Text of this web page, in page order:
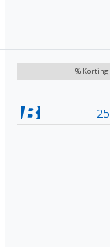
% Korting
25